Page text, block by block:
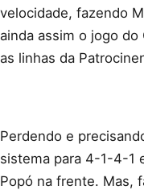
velocidade, fazendo
ainda assim o jogo
as linhas da
Perdendo e
sistema para 4-1-4-1
Popó na frente. Mas,